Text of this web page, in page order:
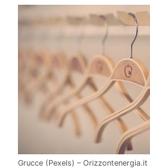
Grucce (Pexels) – Orizzontenergia.it